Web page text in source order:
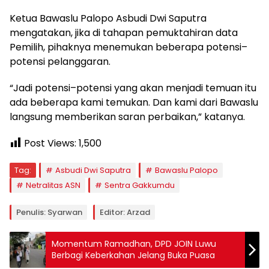
Ketua Bawaslu Palopo Asbudi Dwi Saputra
mengatakan, jika di tahapan pemuktahiran data
Pemilih, pihaknya menemukan beberapa potensi–
potensi pelanggaran.
“Jadi potensi–potensi yang akan menjadi temuan itu
ada beberapa kami temukan. Dan kami dari Bawaslu
langsung memberikan saran perbaikan,” katanya.
Post Views: 1,500
Tag: Asbudi Dwi Saputra
Bawaslu Palopo
Netralitas ASN
Sentra Gakkumdu
Penulis: Syarwan Editor: Arzad
Momentum Ramadhan, DPD JOIN Luwu
Berbagi Keberkahan Jelang Buka Puasa